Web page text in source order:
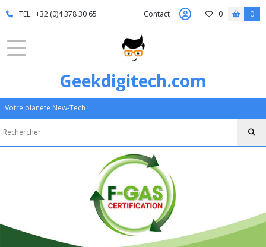
TEL : +32 (0)4 378 30 65 Contact 0 0
Geekdigitech.com
Votre planète New-Tech !